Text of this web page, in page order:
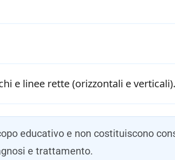
e linee rette (orizzontali e verticali).
educativo e non costituiscono
e trattamento.